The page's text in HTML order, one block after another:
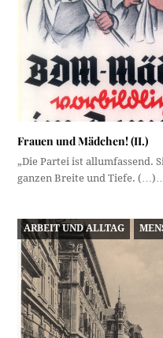
Frauen und Mädchen! (II.)
„Die Partei ist allumfassend.
ganzen Breite und Tiefe. (…)…
ARBEIT UND ALLTAG